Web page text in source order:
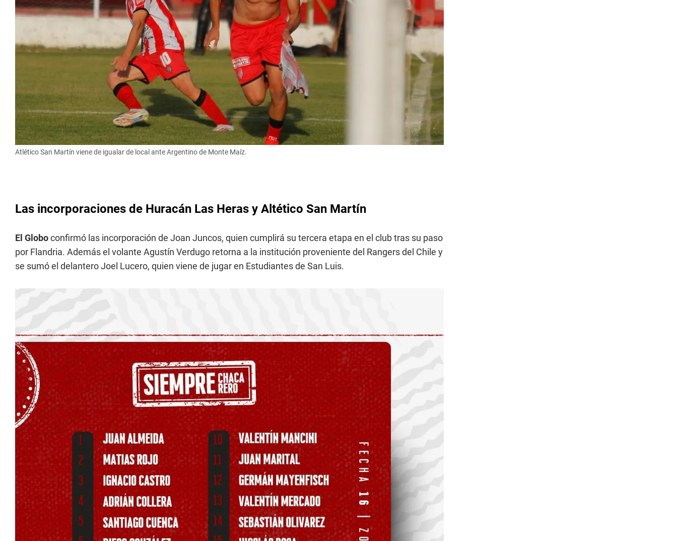
Atlético San Martín viene de igualar de local ante Argentino de Monte Maíz.
Las incorporaciones de Huracán Las Heras y Altético San Martín
El Globoconfirmó las incorporación de Joan Juncos, quien cumplirá su tercera etapa en el club tras su paso
por Flandria. Además el volante Agustín Verdugo retorna a la institución proveniente del Rangers del Chile y
se sumó el delantero Joel Lucero, quien viene de jugar en Estudiantes de San Luis.